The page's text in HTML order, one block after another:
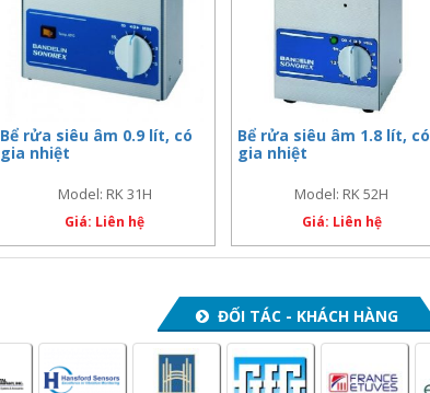
Bể rửa siêu âm 0.9 lít, có
gia nhiệt
Model: RK 31H
Giá: Liên hệ
Bể rửa siêu âm 1.8 lít, có
gia nhiệt
Model: RK 52H
Giá: Liên hệ
ĐỐI TÁC - KHÁCH HÀNG